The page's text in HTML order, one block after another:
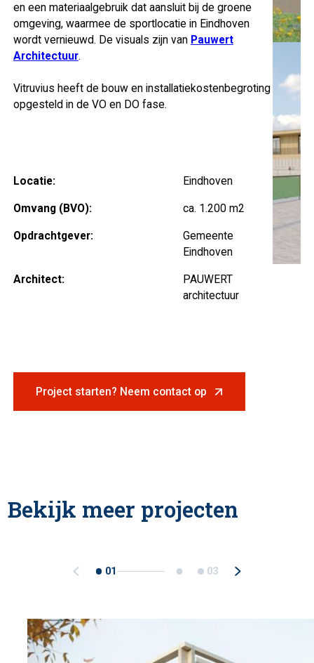
en een materiaalgebruik dat aansluit bij de groene
omgeving, waarmee de sportlocatie in Eindhoven
wordt vernieuwd. De visuals zijn van Pauwert
Architectuur.
Vitruvius heeft de bouw en installatiekostenbegroting
opgesteld in de VO en DO fase.
Locatie: Eindhoven
Omvang (BVO): ca. 1.200 m2
Opdrachtgever:
Gemeente
Eindhoven
Architect:
PAUWERT
architectuur
Project starten? Neem contact op
Bekijk meer projecten
01 03